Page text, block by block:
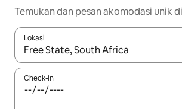
Temukan dan pesan akomodasi unik
Lokasi
Jika hasil yang dicari tersedia, telusuri
Check-in